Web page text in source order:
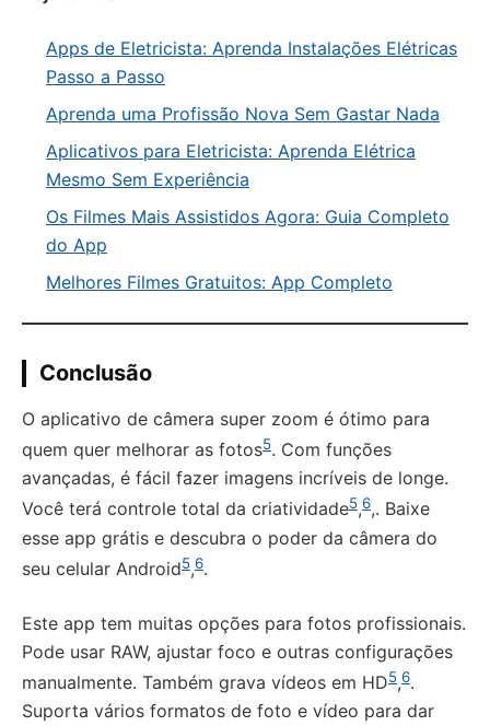
Apps de Eletricista: Aprenda Instalações Elétricas
Passo a Passo
Aprenda uma Profissão Nova Sem Gastar Nada
Aplicativos para Eletricista: Aprenda Elétrica
Mesmo Sem Experiência
Os Filmes Mais Assistidos Agora: Guia Completo
do App
Melhores Filmes Gratuitos: App Completo
Conclusão
O aplicativo de câmera super zoom é ótimo para
quem quer melhorar as fotos5. Com funções
avançadas, é fácil fazer imagens incríveis de longe.
Você terá controle total da criatividade5,6,. Baixe
esse app grátis e descubra o poder da câmera do
seu celular Android5,6.
Este app tem muitas opções para fotos profissionais.
Pode usar RAW, ajustar foco e outras configurações
manualmente. Também grava vídeos em HD5,6.
Suporta vários formatos de foto e vídeo para dar